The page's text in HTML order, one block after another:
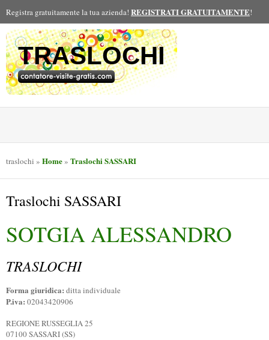
Registra gratuitamente la tua azienda! REGISTRATI GRATUITAMENTE!
TRASLOCHI
traslochi » Home» Traslochi SASSARI
Traslochi SASSARI
SOTGIA ALESSANDRO
TRASLOCHI
Forma giuridica: ditta individuale
P.iva: 02043420906
REGIONE RUSSEGLIA 25
07100 SASSARI (SS)